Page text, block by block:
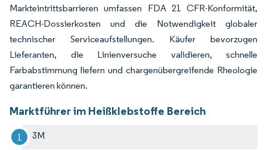
Markteintrittsbarrieren umfassen FDA 21 CFR-Konformität,
REACH-Dossierkosten und die Notwendigkeit globaler
technischer Serviceaufstellungen. Käufer bevorzugen
Lieferanten, die Linienversuche validieren, schnelle
Farbabstimmung liefern und chargenübergreifende Rheologie
garantieren können.
Marktführer im Heißklebstoffe Bereich
3M